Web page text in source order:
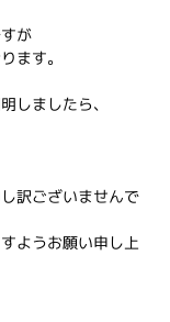
が
ます。
しましたら、
訳ございませんで
ようお願い申し上